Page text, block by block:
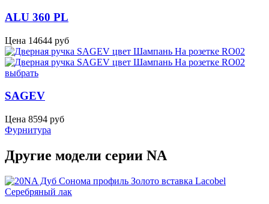
ALU 360 PL
Цена 14644 руб
выбрать
SAGEV
Цена 8594 руб
Фурнитура
Другие модели серии NA